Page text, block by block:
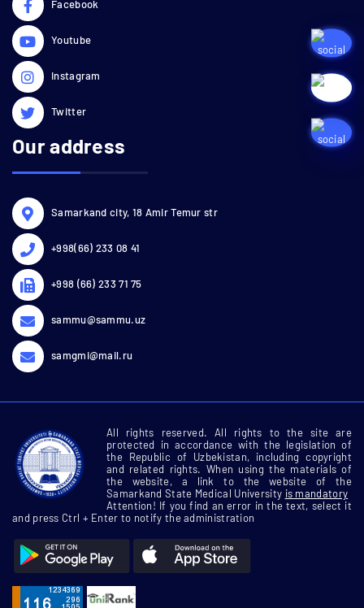
Facebook
Youtube
Instagram
Twitter
Our address
Samarkand city, 18 Amir Temur str
+998(66) 233 08 41
+998 (66) 233 71 75
sammu@sammu.uz
samgmi@mail.ru
All rights reserved. All rights to the site are
protected in accordance with the legislation of
the Republic of Uzbekistan, including copyright
and related rights. When using the materials of
the website, a link to the website of the
Samarkand State Medical University is mandatory
Attention! If you find an error in the text, select it
and press Ctrl + Enter to notify the administration